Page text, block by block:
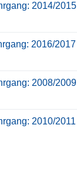
2014/2015
2016/2017
2008/2009
2010/2011